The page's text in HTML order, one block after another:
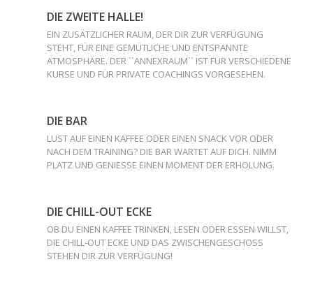
DIE ZWEITE HALLE!
EIN ZUSÄTZLICHER RAUM, DER DIR ZUR VERFÜGUNG
STEHT, FÜR EINE GEMÜTLICHE UND ENTSPANNTE
ATMOSPHÄRE. DER ``ANNEXRAUM`` IST FÜR VERSCHIEDENE
KURSE UND FÜR PRIVATE COACHINGS VORGESEHEN.
DIE BAR
LUST AUF EINEN KAFFEE ODER EINEN SNACK VOR ODER
NACH DEM TRAINING? DIE BAR WARTET AUF DICH. NIMM
PLATZ UND GENIESSE EINEN MOMENT DER ERHOLUNG.
DIE CHILL-OUT ECKE
OB DU EINEN KAFFEE TRINKEN, LESEN ODER ESSEN WILLST,
DIE CHILL-OUT ECKE UND DAS ZWISCHENGESCHOSS
STEHEN DIR ZUR VERFÜGUNG!